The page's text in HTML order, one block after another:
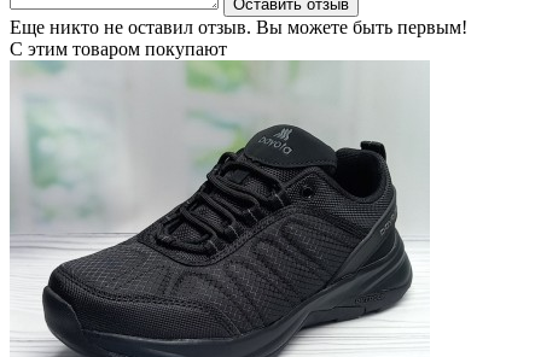
Оставить отзыв
Еще никто не оставил отзыв. Вы можете быть первым!
С этим товаром покупают